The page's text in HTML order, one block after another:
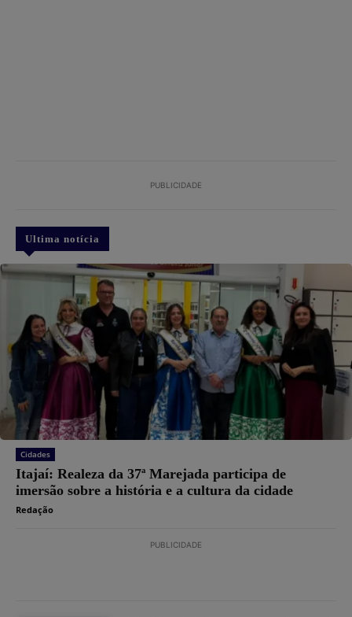
PUBLICIDADE
Ultima notícia
Cidades
Itajaí: Realeza da 37ª Marejada participa de
imersão sobre a história e a cultura da cidade
Redação
PUBLICIDADE